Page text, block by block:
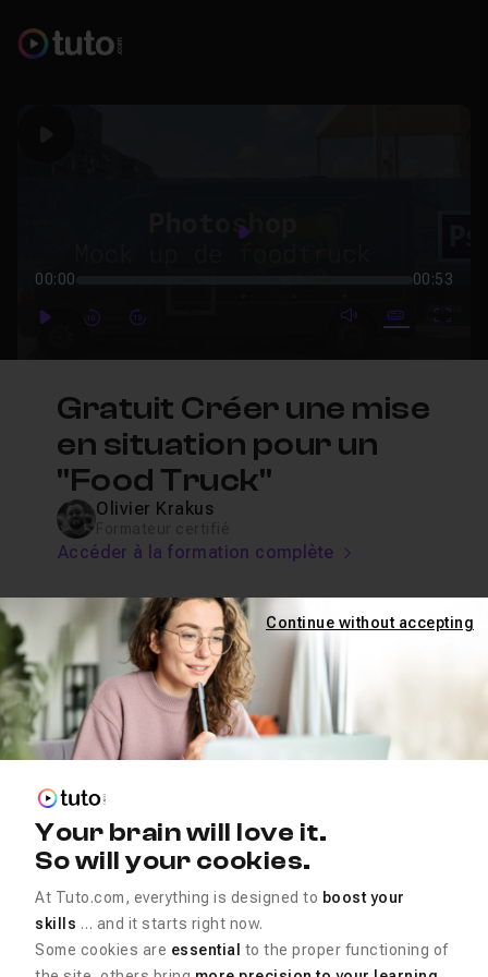
Play
00:00 00:53
PlayForwardForward mute video
Subtitles
Gratuit Créer une mise
en situation pour un
"Food Truck"
Olivier Krakus
Accéder à la formation complète